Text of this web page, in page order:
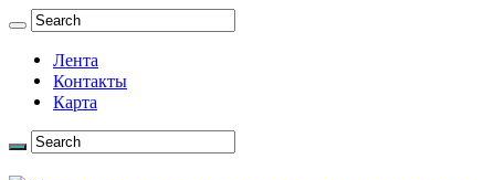
Лента
Контакты
Карта